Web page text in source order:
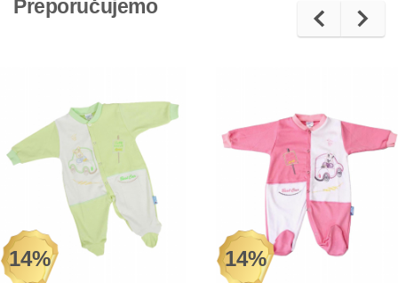
Preporučujemo
14% 14%